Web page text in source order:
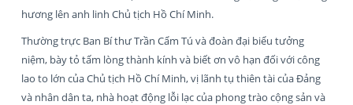
hương lên anh linh Chủ tịch Hồ Chí Minh.
Thường trực Ban Bí thư Trần Cẩm Tú và đoàn đại biểu tưởng
niệm, bày tỏ tấm lòng thành kính và biết ơn vô hạn đối với công
lao to lớn của Chủ tịch Hồ Chí Minh, vị lãnh tụ thiên tài của Đảng
và nhân dân ta, nhà hoạt động lỗi lạc của phong trào cộng sản và